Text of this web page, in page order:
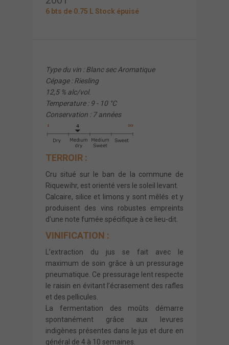
6 bts de 0.75 L Stock épuisé
Type du vin : Blanc sec Aromatique
Cépage : Riesling
12,5 % alc/vol.
Temperature : 9 - 10 °C
Conservation : 7 années
TERROIR :
Cru situé sur le ban de la commune de
Riquewihr, est orienté vers le soleil levant.
Calcaire, silice et limons y sont mêlés et y
produisent des vins robustes empreints
d'une note fumée spécifique à ce lieu-dit.
VINIFICATION :
L’extraction du jus se fait avec le
maximum de soin grâce à un pressurage
pneumatique. Ce pressurage lent respecte
le raisin en évitant l’écrasement des rafles
et des pellicules.
La fermentation des moûts démarre
spontanément grâce aux levures
indigènes présentes dans le jus et dure en
général de 4 à 10 semaines.